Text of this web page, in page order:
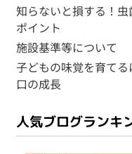
知らないと損する！
ポイント
施設基準等について
子どもの味覚を育て
口の成長
人気ブログランキ